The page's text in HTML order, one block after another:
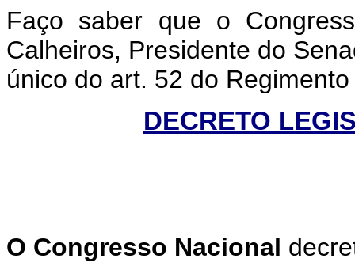
Faço saber que o
Calheiros, Presidente do
único do art. 52 do
DECRETO
O Congresso Nacional